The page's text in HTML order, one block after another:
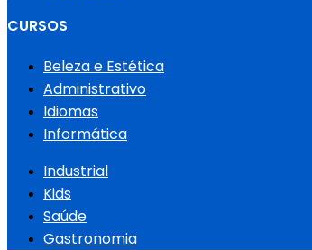
CURSOS
Beleza e Estética
Administrativo
Idiomas
Informática
Industrial
Kids
Saúde
Gastronomia